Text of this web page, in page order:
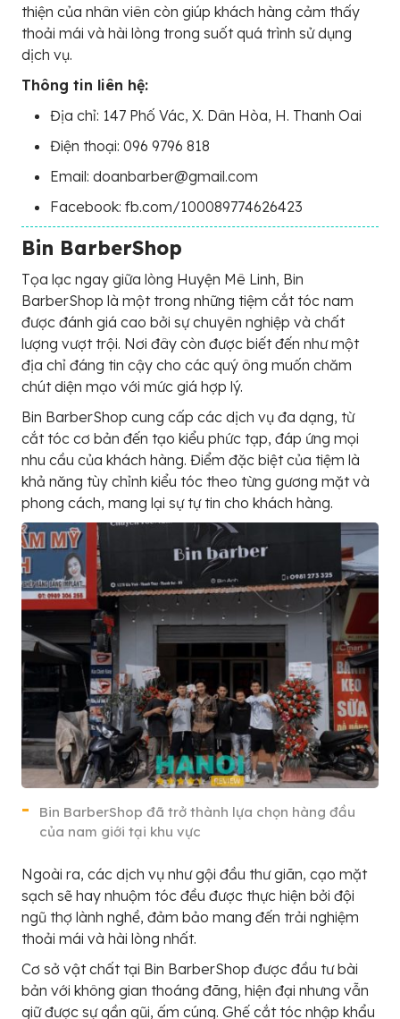
thiện của nhân viên còn giúp khách hàng cảm thấy
thoải mái và hài lòng trong suốt quá trình sử dụng
dịch vụ.
Thông tin liên hệ:
Địa chỉ: 147 Phố Vác, X. Dân Hòa, H. Thanh Oai
Điện thoại: 096 9796 818
Email: doanbarber@gmail.com
Facebook: fb.com/100089774626423
Bin BarberShop
Tọa lạc ngay giữa lòng Huyện Mê Linh, Bin
BarberShop là một trong những tiệm cắt tóc nam
được đánh giá cao bởi sự chuyên nghiệp và chất
lượng vượt trội. Nơi đây còn được biết đến như một
địa chỉ đáng tin cậy cho các quý ông muốn chăm
chút diện mạo với mức giá hợp lý.
Bin BarberShop cung cấp các dịch vụ đa dạng, từ
cắt tóc cơ bản đến tạo kiểu phức tạp, đáp ứng mọi
nhu cầu của khách hàng. Điểm đặc biệt của tiệm là
khả năng tùy chỉnh kiểu tóc theo từng gương mặt và
phong cách, mang lại sự tự tin cho khách hàng.
Bin BarberShop đã trở thành lựa chọn hàng đầu
của nam giới tại khu vực
Ngoài ra, các dịch vụ như gội đầu thư giãn, cạo mặt
sạch sẽ hay nhuộm tóc đều được thực hiện bởi đội
ngũ thợ lành nghề, đảm bảo mang đến trải nghiệm
thoải mái và hài lòng nhất.
Cơ sở vật chất tại Bin BarberShop được đầu tư bài
bản với không gian thoáng đãng, hiện đại nhưng vẫn
giữ được sự gần gũi, ấm cúng. Ghế cắt tóc nhập khẩu